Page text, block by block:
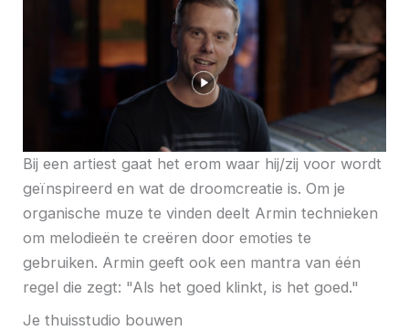
Bij een artiest gaat het erom waar hij/zij voor wordt
geïnspireerd en wat de droomcreatie is. Om je
organische muze te vinden deelt Armin technieken
om melodieën te creëren door emoties te
gebruiken. Armin geeft ook een mantra van één
regel die zegt: "Als het goed klinkt, is het goed."
Je thuisstudio bouwen